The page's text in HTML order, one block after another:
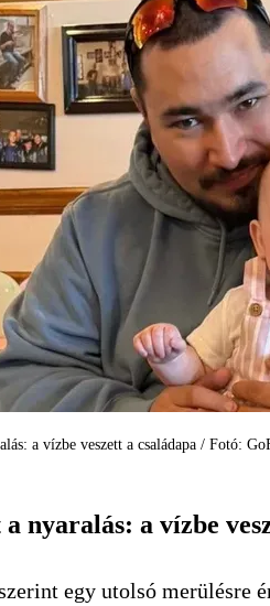
a vízbe veszett a családapa / Fotó:
nyaralás: a vízbe
egy utolsó merülésre